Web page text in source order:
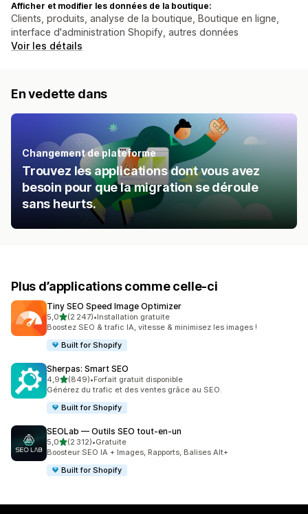
Afficher et modifier les données de la boutique:
Clients, produits, analyse de la boutique, Boutique en ligne,
interface d'administration Shopify, autres données
Voir les détails
En vedette dans
Changement de plateforme
Trouvez les applications dont vous avez
besoin pour que la migration se déroule
sans heurts.
Plus d’applications comme celle-ci
Tiny SEO Speed Image Optimizer
5,0étoile(s) sur 5
(2 247)
2247 avis au total
•Installation gratuite
Boostez SEO & trafic IA, vitesse & minimisez les images !
Built for Shopify
Sherpas: Smart SEO
4,9étoile(s) sur 5
(849)
849 avis au total
•Forfait gratuit disponible
Générez du trafic et des ventes grâce au SEO.
Built for Shopify
SEOLab — Outils SEO tout‑en‑un
5,0étoile(s) sur 5
(2 312)
2312 avis au total
•Gratuite
Boosteur SEO IA + Images, Rapports, Balises Alt+
Built for Shopify